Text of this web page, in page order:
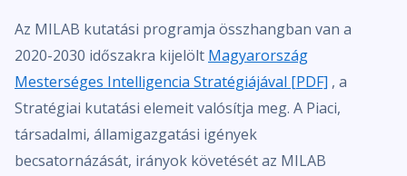
Az MILAB kutatási programja összhangban van a
2020-2030 időszakra kijelölt Magyarország
Mesterséges Intelligencia Stratégiájával [PDF] , a
Stratégiai kutatási elemeit valósítja meg. A Piaci,
társadalmi, államigazgatási igények
becsatornázását, irányok követését az MILAB